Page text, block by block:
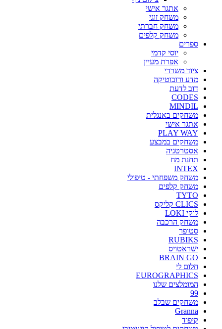
אתגר אישי
משחק זוגי
משחק חברתי
משחק קלפים
ספרים
יוסי קדמי
אפרת מעיין
ציוד משרדי
מדע ורובוטיקה
דוב לדעת
CODES
MINDIL
משחקים באנגלית
אתגר אישי
PLAY WAY
משחקים במבצע
אסטרטגיה
תחנת מח
INTEX
משחק משפחתי - טיפולי
משחק קלפים
TYTO
CLICS קליקס
לוקי LOKI
משחק הרכבה
סטופר
RUBIKS
ישראטויס
BRAIN GO
חלום לי
EUROGRAPHICS
המומלצים שלנו
99
משחקים שבלב
Granna
קיפוד